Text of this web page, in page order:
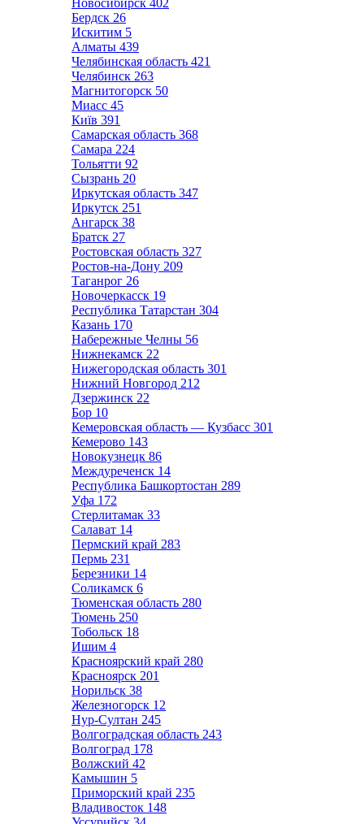
Новосибирск 402
Бердск 26
Искитим 5
Алматы 439
Челябинская область 421
Челябинск 263
Магнитогорск 50
Миасс 45
Київ 391
Самарская область 368
Самара 224
Тольятти 92
Сызрань 20
Иркутская область 347
Иркутск 251
Ангарск 38
Братск 27
Ростовская область 327
Ростов-на-Дону 209
Таганрог 26
Новочеркасск 19
Республика Татарстан 304
Казань 170
Набережные Челны 56
Нижнекамск 22
Нижегородская область 301
Нижний Новгород 212
Дзержинск 22
Бор 10
Кемеровская область — Кузбасс 301
Кемерово 143
Новокузнецк 86
Междуреченск 14
Республика Башкортостан 289
Уфа 172
Стерлитамак 33
Салават 14
Пермский край 283
Пермь 231
Березники 14
Соликамск 6
Тюменская область 280
Тюмень 250
Тобольск 18
Ишим 4
Красноярский край 280
Красноярск 201
Норильск 38
Железногорск 12
Нур-Султан 245
Волгоградская область 243
Волгоград 178
Волжский 42
Камышин 5
Приморский край 235
Владивосток 148